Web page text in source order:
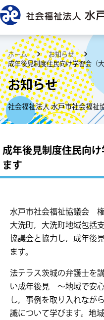
ホーム
お知らせ
成年後見制度住民向け学習会（
お知らせ
社会福祉法人 水戸市社会福祉
成年後見制度住民向
ます
水戸市社会福祉協議会 権
大洗町，大洗町地域包括
協議会と協力し，成年後
ます。
法テラス茨城の弁護士を
い成年後見 ～地域で安
し，事例を取り入れなが
識について学びます。地